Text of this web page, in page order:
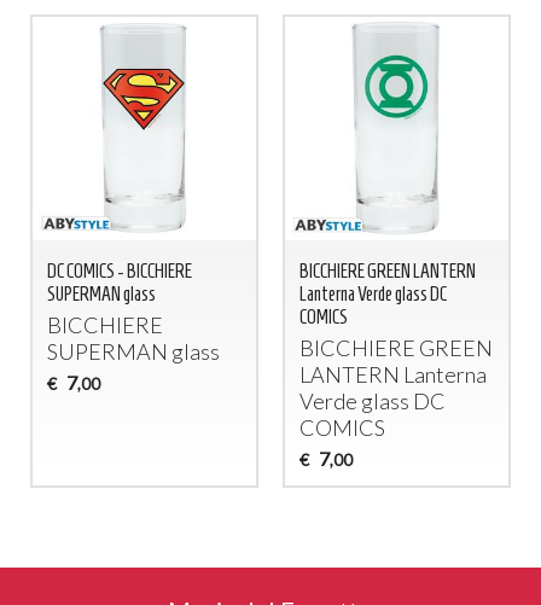
DC COMICS - BICCHIERE
SUPERMAN glass
BICCHIERE
SUPERMAN glass
€ 7,00
BICCHIERE GREEN LANTERN
Lanterna Verde glass DC
COMICS
BICCHIERE GREEN
LANTERN Lanterna
Verde glass DC
COMICS
€ 7,00